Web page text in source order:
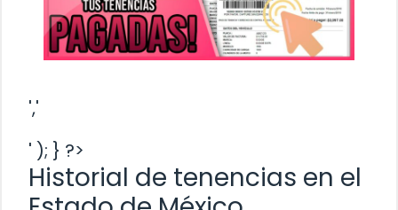
','
' ); } ?>
Historial de tenencias en el